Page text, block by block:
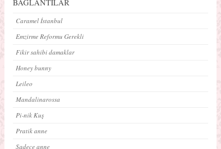
Caramel İstanbul
Emzirme Reformu Gerekli
Fikir sahibi damaklar
Honey bunny
Leileo
Mandalinarossa
Pi-nik Kuş
Pratik anne
Sadece anne